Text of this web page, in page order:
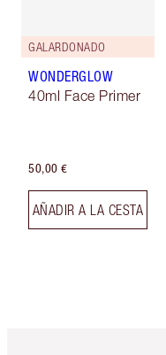
GALARDONADO
WONDERGLOW
40ml Face Primer
50,00 €
AÑADIR A LA CESTA